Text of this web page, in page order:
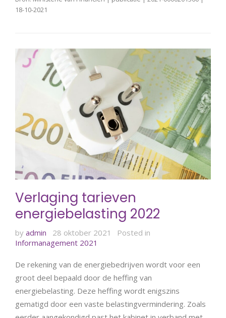
18-10-2021
Verlaging tarieven
energiebelasting 2022
by admin 28 oktober 2021
Posted in
Informanagement 2021
De rekening van de energiebedrijven wordt voor een
groot deel bepaald door de heffing van
energiebelasting. Deze heffing wordt enigszins
gematigd door een vaste belastingvermindering. Zoals